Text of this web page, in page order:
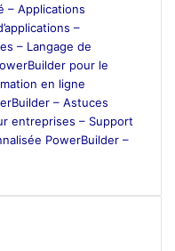
– Applications
–
– Langage de
pour le
en ligne
– Astuces
entreprises – Support
PowerBuilder –